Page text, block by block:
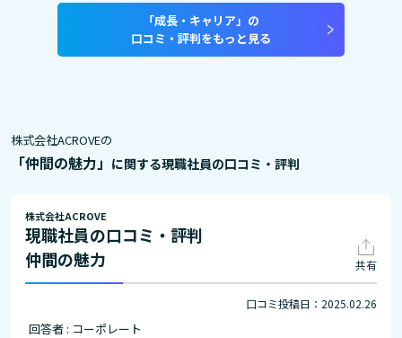
「成長・キャリア」の
口コミ・評判をもっと見る
株式会社ACROVEの
「仲間の魅力」 に関する現職社員の口コミ・評判
株式会社ACROVE
現職社員の口コミ・評判
仲間の魅力
共有
口コミ投稿日：2025.02.26
回答者 : コーポレート